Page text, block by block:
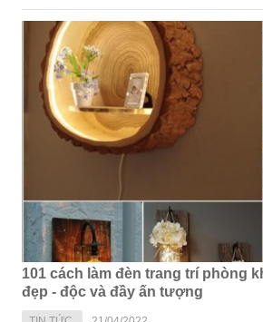
gia chủ. Để phát huy tính năng ưu việt
nắm vững cách lắp đặt đèn phòng
chúng tôi bật mí dưới đây.
101 cách làm đèn trang trí phòng
đẹp - độc và đầy ấn tượng